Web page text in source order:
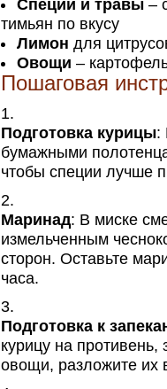
Специи и травы –
тимьян по вкусу
Лимон для
Овощи –
Пошаговая
Подготовка курицы:
бумажными
чтобы специи лучше
Маринад: В миске
измельченным
сторон. Оставьте
часа.
Подготовка к
курицу на
овощи, разложите их